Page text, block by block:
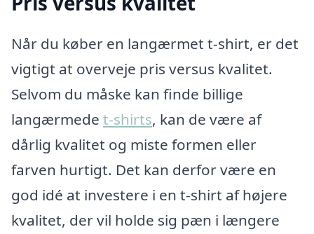
Når du køber en langærmet t-shirt, er det
vigtigt at overveje pris versus kvalitet.
Selvom du måske kan finde billige
langærmede t-shirts, kan de være af
dårlig kvalitet og miste formen eller
farven hurtigt. Det kan derfor være en
god idé at investere i en t-shirt af højere
kvalitet, der vil holde sig pæn i længere